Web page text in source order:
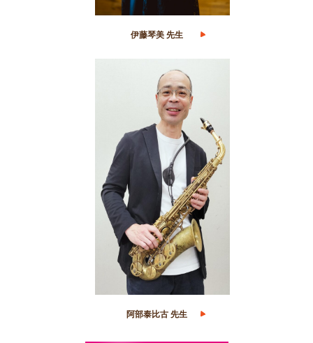
伊藤琴美 先生
阿部泰比古 先生